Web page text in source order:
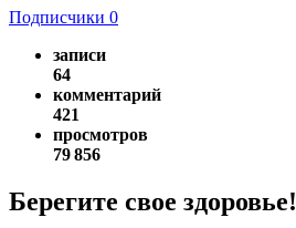
Подписчики 0
записи
64
комментарий
421
просмотров
79 856
Берегите свое здоровье!